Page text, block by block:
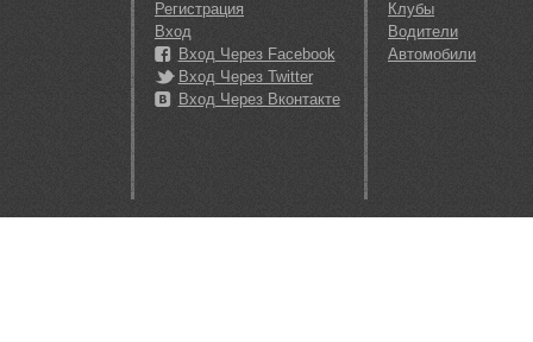
Регистрация
Вход
Вход Через Facebook
Вход Через Twitter
Вход Через Вконтакте
Клубы
Водители
Автомобили